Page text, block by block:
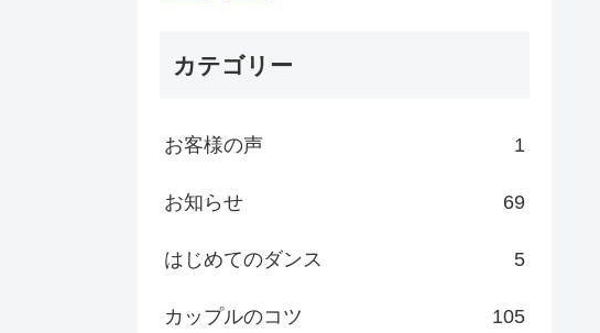
カテゴリー
お客様の声 1
お知らせ 69
はじめてのダンス 5
カップルのコツ 105